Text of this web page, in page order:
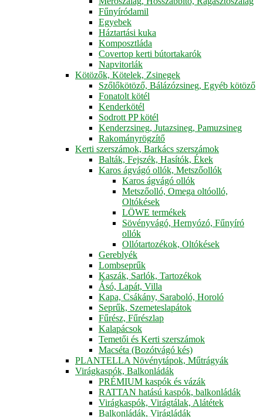
Fűnyíródamil
Egyebek
Háztartási kuka
Komposztláda
Covertop kerti bútortakarók
Napvitorlák
Kötözők, Kötelek, Zsinegek
Szőlőkötöző, Bálázózsineg, Egyéb kötöző
Fonatolt kötél
Kenderkötél
Sodrott PP kötél
Kenderzsineg, Jutazsineg, Pamuzsineg
Rakományrögzítő
Kerti szerszámok, Barkács szerszámok
Balták, Fejszék, Hasítók, Ékek
Karos ágvágó ollók, Metszőollók
Karos ágvágó ollók
Metszőolló, Omega oltóolló,
Oltókések
LÖWE termékek
Sövényvágó, Hernyózó, Fűnyíró
ollók
Ollótartozékok, Oltókések
Gereblyék
Lombseprűk
Kaszák, Sarlók, Tartozékok
Ásó, Lapát, Villa
Kapa, Csákány, Saraboló, Horoló
Seprűk, Szemeteslapátok
Fűrész, Fűrészlap
Kalapácsok
Temetői és Kerti szerszámok
Macséta (Bozótvágó kés)
PLANTELLA Növénytápok, Műtrágyák
Virágkaspók, Balkonládák
PRÉMIUM kaspók és vázák
RATTAN hatású kaspók, balkonládák
Virágkaspók, Virágtálak, Alátétek
Balkonládák, Virágládák